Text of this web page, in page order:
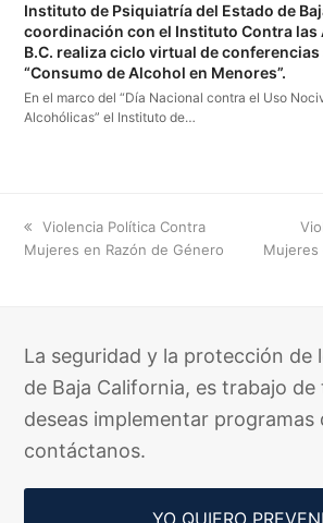
Instituto de Psiquiatría del Estado de
coordinación con el Instituto Contra las
B.C. realiza ciclo virtual de conferencias
“Consumo de Alcohol en Menores”.
En el marco del “Día Nacional contra el Uso
Alcohólicas” el Instituto de…
previous
post:
Violencia Política Contra
Mujeres en Razón de Género
Mujeres
La seguridad y la protección de
de Baja California, es trabajo de
deseas implementar programas
contáctanos.